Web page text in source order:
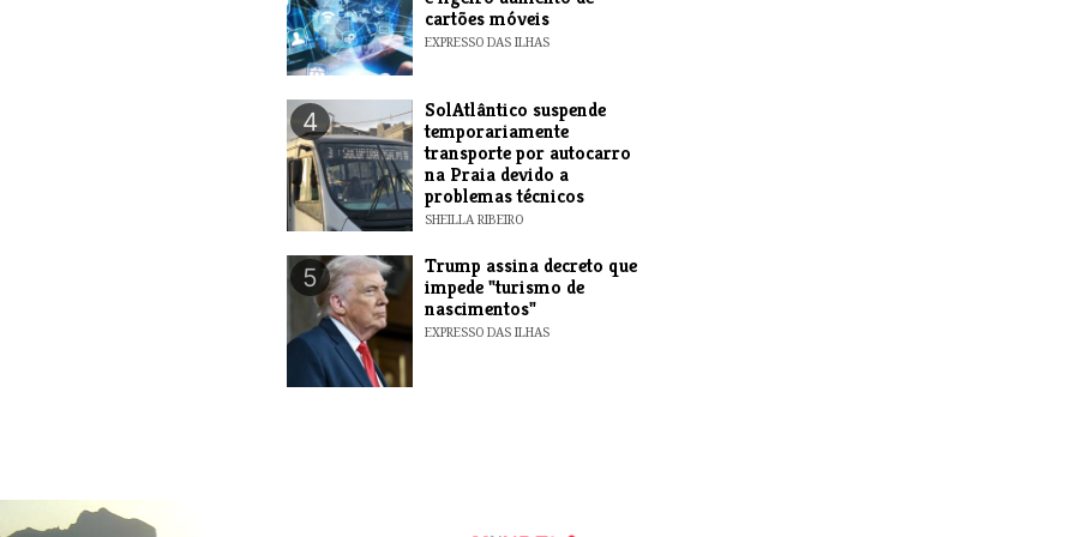
cartões móveis
EXPRESSO DAS ILHAS
4
SolAtlântico suspende
temporariamente
transporte por autocarro
na Praia devido a
problemas técnicos
SHEILLA RIBEIRO
5
Trump assina decreto que
impede "turismo de
nascimentos"
EXPRESSO DAS ILHAS